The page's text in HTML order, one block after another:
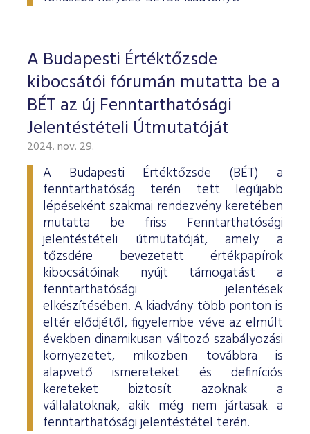
ESG Útmutató
A Budapesti Értéktőzsde
kibocsátói fórumán mutatta be a
BÉT az új Fenntarthatósági
Jelentéstételi Útmutatóját
2024. nov. 29.
A Budapesti Értéktőzsde (BÉT) a
fenntarthatóság terén tett legújabb
lépéseként szakmai rendezvény keretében
mutatta be friss Fenntarthatósági
jelentéstételi útmutatóját, amely a
tőzsdére bevezetett értékpapírok
kibocsátóinak nyújt támogatást a
fenntarthatósági jelentések
elkészítésében. A kiadvány több ponton is
eltér elődjétől, figyelembe véve az elmúlt
években dinamikusan változó szabályozási
környezetet, miközben továbbra is
alapvető ismereteket és definíciós
kereteket biztosít azoknak a
vállalatoknak, akik még nem jártasak a
fenntarthatósági jelentéstétel terén.